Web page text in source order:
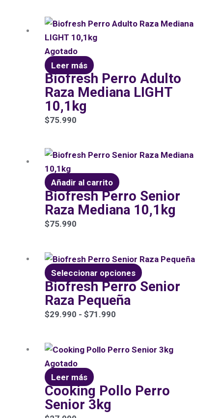
Agotado
Leer más
Biofresh Perro Adulto
Raza Mediana LIGHT
10,1kg
$75.990
Añadir al carrito
Biofresh Perro Senior
Raza Mediana 10,1kg
$75.990
Seleccionar opciones
Este
producto
tiene
se
en
Biofresh Perro Senior
Raza Pequeña
$29.990 - $71.990
Rango
de
precios:
desde
Agotado
Leer más
Cooking Pollo Perro
Senior 3kg